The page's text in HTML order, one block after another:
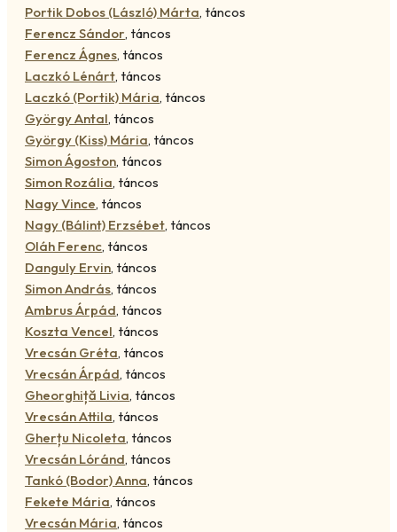
Portik Dobos (László) Márta, táncos
Ferencz Sándor, táncos
Ferencz Ágnes, táncos
Laczkó Lénárt, táncos
Laczkó (Portik) Mária, táncos
György Antal, táncos
György (Kiss) Mária, táncos
Simon Ágoston, táncos
Simon Rozália, táncos
Nagy Vince, táncos
Nagy (Bálint) Erzsébet, táncos
Oláh Ferenc, táncos
Danguly Ervin, táncos
Simon András, táncos
Ambrus Árpád, táncos
Koszta Vencel, táncos
Vrecsán Gréta, táncos
Vrecsán Árpád, táncos
Gheorghiță Livia, táncos
Vrecsán Attila, táncos
Gherțu Nicoleta, táncos
Vrecsán Lóránd, táncos
Tankó (Bodor) Anna, táncos
Fekete Mária, táncos
Vrecsán Mária, táncos